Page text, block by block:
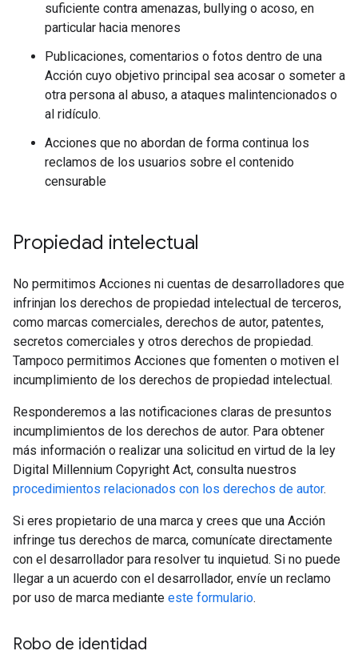
suficiente contra amenazas, bullying o acoso, en
particular hacia menores
Publicaciones, comentarios o fotos dentro de una
Acción cuyo objetivo principal sea acosar o someter a
otra persona al abuso, a ataques malintencionados o
al ridículo.
Acciones que no abordan de forma continua los
reclamos de los usuarios sobre el contenido
censurable
Propiedad intelectual
No permitimos Acciones ni cuentas de desarrolladores que
infrinjan los derechos de propiedad intelectual de terceros,
como marcas comerciales, derechos de autor, patentes,
secretos comerciales y otros derechos de propiedad.
Tampoco permitimos Acciones que fomenten o motiven el
incumplimiento de los derechos de propiedad intelectual.
Responderemos a las notificaciones claras de presuntos
incumplimientos de los derechos de autor. Para obtener
más información o realizar una solicitud en virtud de la ley
Digital Millennium Copyright Act, consulta nuestros
procedimientos relacionados con los derechos de autor.
Si eres propietario de una marca y crees que una Acción
infringe tus derechos de marca, comunícate directamente
con el desarrollador para resolver tu inquietud. Si no puede
llegar a un acuerdo con el desarrollador, envíe un reclamo
por uso de marca mediante este formulario.
Robo de identidad